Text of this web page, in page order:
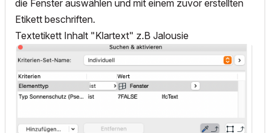
die Fenster auswählen und mit einem zuvor erstellten
Etikett beschriften.
Textetikett Inhalt "Klartext" z.B Jalousie